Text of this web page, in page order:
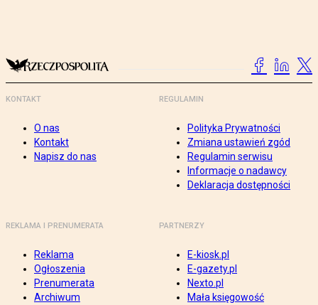
KONTAKT
O nas
Kontakt
Napisz do nas
REGULAMIN
Polityka Prywatności
Zmiana ustawień zgód
Regulamin serwisu
Informacje o nadawcy
Deklaracja dostępności
REKLAMA I PRENUMERATA
Reklama
Ogłoszenia
Prenumerata
Archiwum
PARTNERZY
E-kiosk.pl
E-gazety.pl
Nexto.pl
Mała księgowość